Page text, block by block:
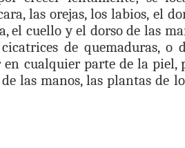
a más de 20.000 personas
MEDELLIN / En Medellín fue
de emisión de gases contaminantes
las orejas, los labios, el
el cuello y el dorso de las
de quemaduras,
en cualquier parte de la piel,
las manos, las plantas de